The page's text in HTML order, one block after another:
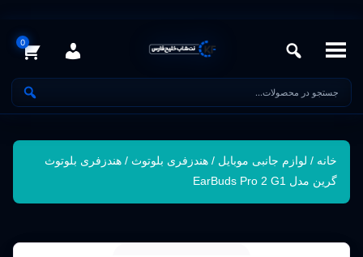
خانه / لوازم جانبی موبایل / هندزفری بلوتوث / هندزفری بلوتوث
گرین مدل EarBuds Pro 2 G1